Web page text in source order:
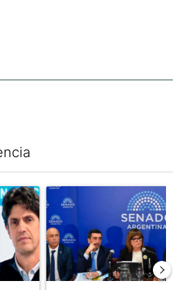
con el título "Grabois, Moreau y
Un artículo de tendencia con